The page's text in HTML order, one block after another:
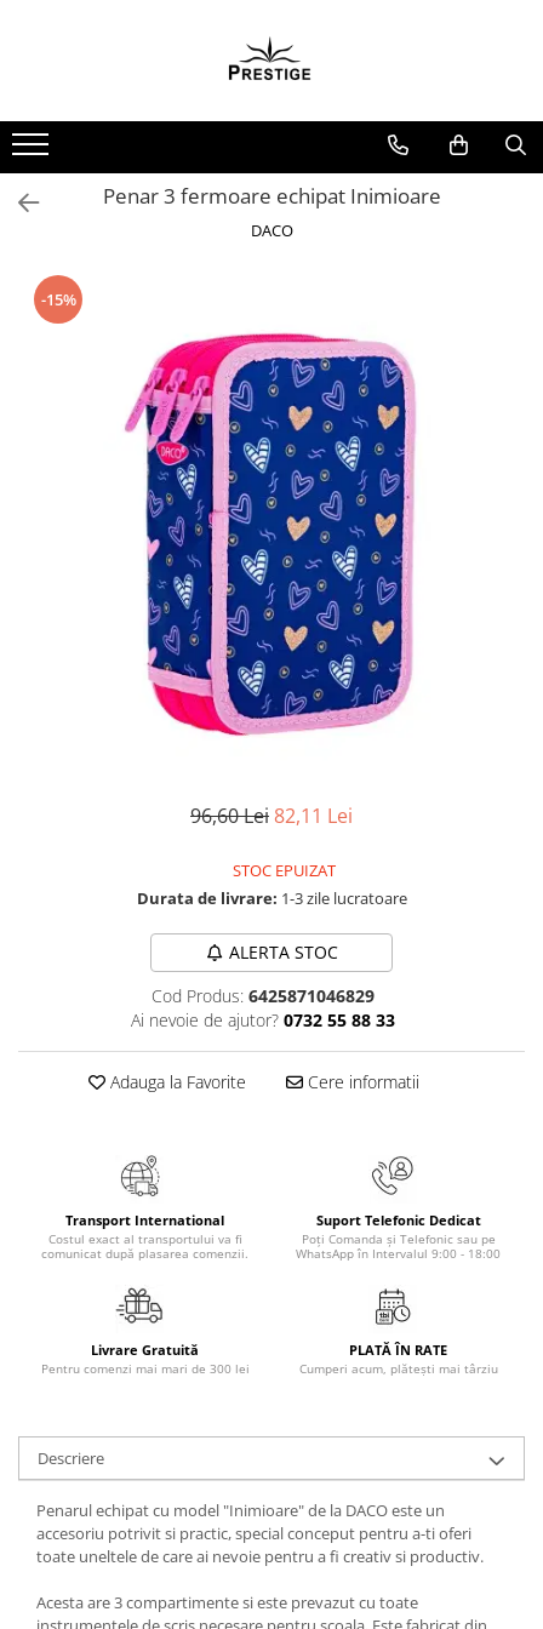
Noutati
Promotii
Pachete Speciale Carti
Arte Divinatorii
Astrologie
Dezvoltare Spirituala
New Illuminati Files
Medicina & Farmacie
Medicina Pentru Toti
SealfHealing
Starea de bine
Terapii Alternative
Beletristica
Biografii, Memorii, Jurnale
Carti erotice
Carti pentru Adolescenti, Young
Adult
Crime, Thriller, Mistery
Penar 3 fermoare echipat Inimioare
DACO
-15%
96,60 Lei82,11 Lei
STOC EPUIZAT
Durata de livrare: 1-3 zile lucratoare
ALERTA STOC
Cod Produs: 6425871046829
Ai nevoie de ajutor? 0732 55 88 33
Adauga la Favorite Cere informatii
Transport International
Costul exact al transportului va fi
comunicat după plasarea comenzii.
Suport Telefonic Dedicat
Poți Comanda și Telefonic sau pe
WhatsApp în Intervalul 9:00 - 18:00
Livrare Gratuită
Pentru comenzi mai mari de 300 lei
PLATĂ ÎN RATE
Cumperi acum, plătești mai târziu
Descriere
Penarul echipat cu model "Inimioare" de la DACO este un
accesoriu potrivit si practic, special conceput pentru a-ti oferi
toate uneltele de care ai nevoie pentru a fi creativ si productiv.
Acesta are 3 compartimente si este prevazut cu toate